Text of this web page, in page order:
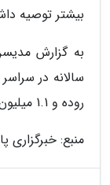
بیشتر توصیه
روده و 1.1 میلیون فوت ناشی از این بیماری رخ دهد.
منبع: خبرگزاری